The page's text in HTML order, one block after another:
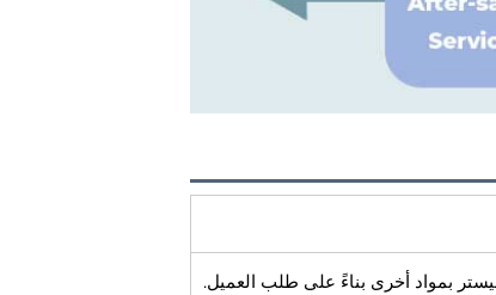
بمواد أخرى بناءً على طلب العميل.